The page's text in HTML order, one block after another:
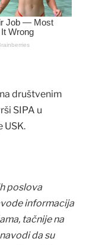
društvenim
SIPA u
USK.
poslova
informacija
tačnije na
da su